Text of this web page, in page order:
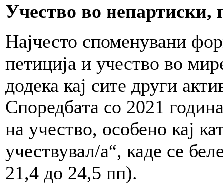
Учество во непартиски,
Најчесто споменувани
петиција и учество во
додека кај сите други
Споредбата со 2021
на учество, особено кај
учествувал/а“, каде се
21,4 до 24,5 пп).